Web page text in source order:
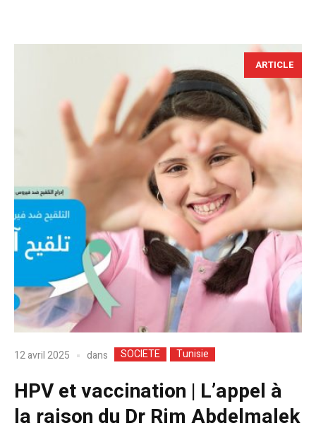
ARTICLE
12 avril 2025 dans SOCIETE Tunisie
HPV et vaccination | L’appel à
la raison du Dr Rim Abdelmalek